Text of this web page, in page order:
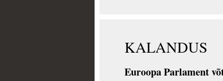
KALANDUS
Euroopa Parlament